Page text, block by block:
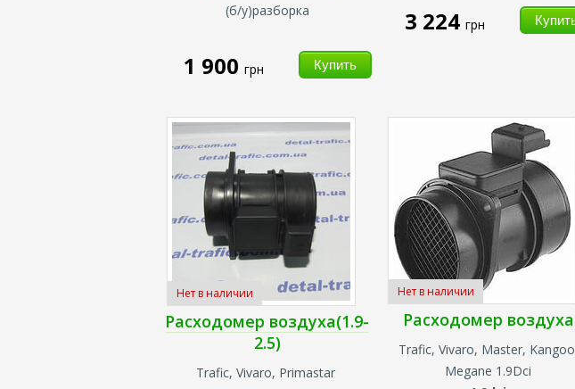
(б/у)разборка
1 900 грн
3 224грн
Нет в наличии
Расходомер воздуха(1.9-
2.5)
Trafic, Vivaro, Primastar
Нет в наличии
Расходомер воздуха
Trafic, Vivaro, Master,
Megane 1.9Dci